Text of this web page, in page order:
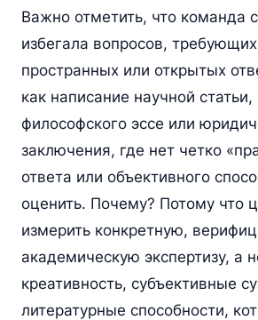
Важно отметить, что команда
избегала вопросов, требующих
пространных или открытых
как написание научной статьи,
философского эссе или
заключения, где нет четко
ответа или объективного
оценить. Почему? Потому что
измерить конкретную,
академическую экспертизу, а
креативность, субъективные
литературные способности,